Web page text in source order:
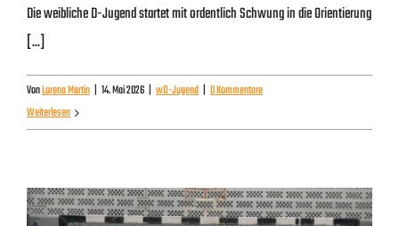
Die weibliche D-Jugend startet mit ordentlich Schwung in die Orientierung
[...]
VonLorena Martin | 14. Mai 2026 | wD-Jugend | 0 Kommentare
Weiterlesen